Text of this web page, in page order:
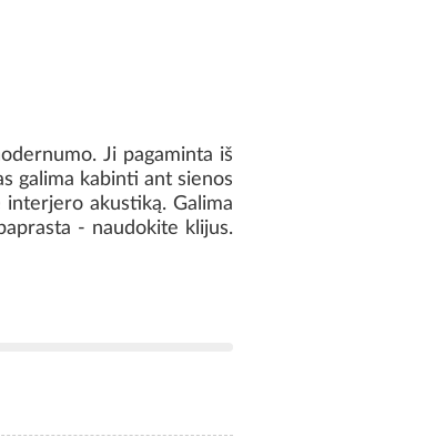
Ji pagaminta iš
galima kabinti ant sienos
akustiką. Galima
- naudokite klijus.